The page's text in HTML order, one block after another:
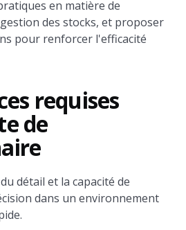
en matière de
des stocks, et proposer
pour renforcer l'efficacité
requises
de
détail et la capacité de
dans un environnement